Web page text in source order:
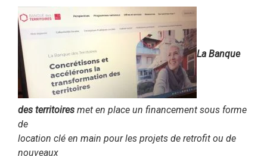
La Banque
des territoires met en place un financement sous forme
de
location clé en main pour les projets de retrofit ou de
nouveaux